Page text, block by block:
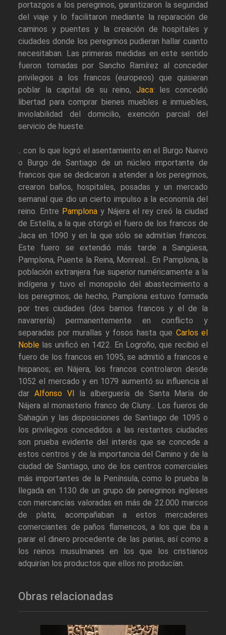
portazgos a los peregrinos, garantizaron la seguridad
del viaje y lo facilitaron mediante la reparación de
caminos y puentes y la creación de hospitales y
ciudades donde los peregrinos pudieran hallar cuanto
necesitaban. Las primeras medidas en este sentido
fueron tomadas por Sancho Ramírez al conceder
privilegios a los francos (europeos) que quisieran
poblar la capital de su reino, Jaca: les concedió
libertad para comprar bienes muebles e inmuebles,
inviolabilidad del domicilio, exención parcial del
servicio de hueste.
.. con lo que logró el asentamiento en el Burgo Nuevo
o Burgo de Santiago de un núcleo importante de
francos que se dedicaron a atender a los peregrinos,
crearon baños, hospitales, posadas y un mercado
semanal que dio un cierto impulso a la economía del
reino. Entre Pamplona y Nájera el rey creó la ciudad
de Estella, a la que otorgó el fuero de los francos de
Jaca en 1090 y en la que sólo se admitían francos.
Este fuero se extendió más tarde a Sangüesa,
Pamplona, Puente la Reina, Monreal... En Pamplona, la
población extranjera fue superior numéricamente a la
indígena y tuvo el monopolio del abastecimiento a
los peregrinos; de hecho, Pamplona estuvo formada
por tres ciudades (dos barrios francos y el de la
navarrería) permanentemente en conflicto y
separadas por murallas y fosos hasta que Carlos el
Noble las unificó en 1422. En Logroño, que recibió el
fuero de los francos en 1095, se admitió a francos e
hispanos; en Nájera, los francos controlaron desde
1052 el mercado y en 1079 aumentó su influencia al
dar Alfonso VI
la alberguería de Santa María de
Nájera al monasterio franco de Cluny... Los fueros de
Sahagún y las disposiciones de Santiago de 1095 o
los privilegios concedidos a las restantes ciudades
son prueba evidente del interés que se concede a
estos centros y de la importancia del Camino y de la
ciudad de Santiago, uno de los centros comerciales
más importantes de la Península, como lo prueba la
llegada en 1130 de un grupo de peregrinos ingleses
con mercancías valoradas en más de 22.000 marcos
de plata; acompañaban a estos mercaderes
comerciantes de paños flamencos, a los que iba a
parar el dinero procedente de las parias, así como a
los reinos musulmanes en los que los cristianos
adquirían los productos que ellos no producían.
Obras relacionadas